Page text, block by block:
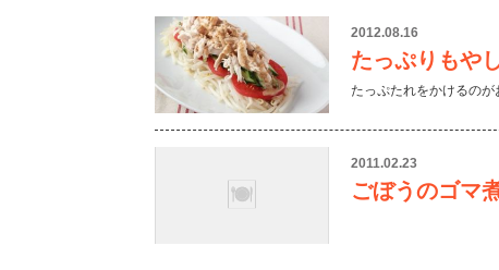
2012.08.16
たっぷりもや
たっぷたれをかけるのが
2011.02.23
ごぼうのゴマ